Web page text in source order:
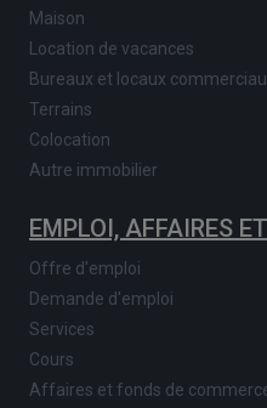
Maison
Location de vacances
Bureaux et locaux
Terrains
Colocation
Autre immobilier
EMPLOI, AFFAIRES
Offre d'emploi
Demande d'emploi
Services
Cours
Affaires et fonds de